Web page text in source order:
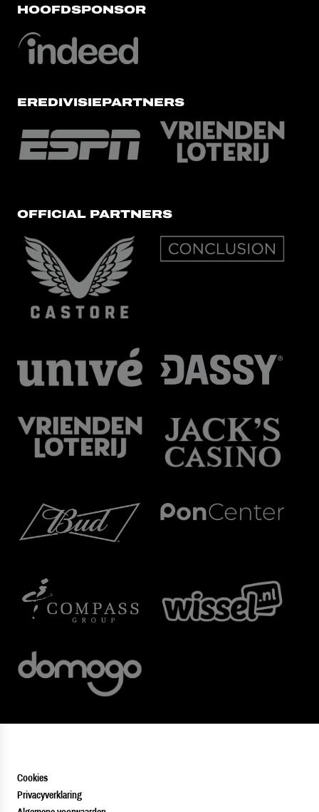
HOOFDSPONSOR
EREDIVISIEPARTNERS
OFFICIAL PARTNERS
Cookies
Privacyverklaring